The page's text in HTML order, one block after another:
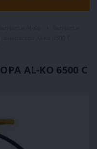
AL-KO 6500 С